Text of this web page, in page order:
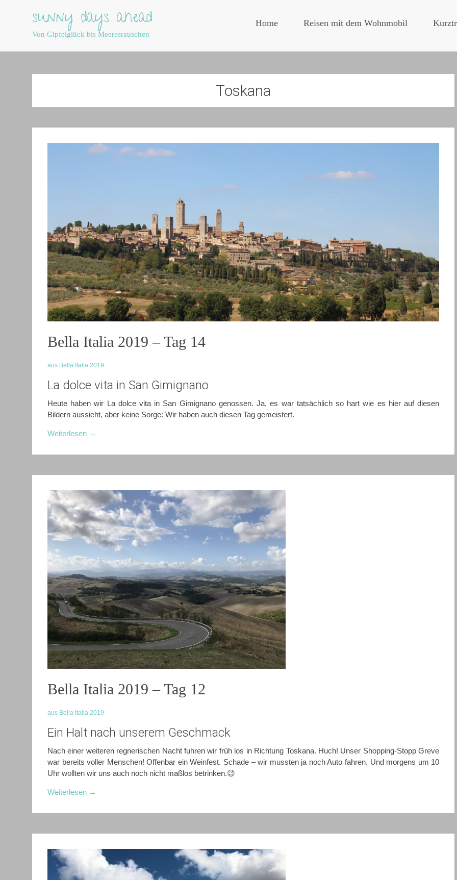
sunny days ahead
Von Gipfelglück bis Meeresrauschen
Home Reisen mit dem Wohnmobil
Toskana
Bella Italia 2019 – Tag 14
aus Bella Italia 2019
La dolce vita in San Gimignano
Heute haben wir La dolce vita in San Gimignano genossen. Ja, es war tatsächlich so hart wie es hier auf diesen
Bildern aussieht, aber keine Sorge: Wir haben auch diesen Tag gemeistert.
Weiterlesen →
Bella Italia 2019 – Tag 12
aus Bella Italia 2019
Ein Halt nach unserem Geschmack
Nach einer weiteren regnerischen Nacht fuhren wir früh los in Richtung Toskana. Huch! Unser Shopping-Stopp Greve
war bereits voller Menschen! Offenbar ein Weinfest. Schade – wir mussten ja noch Auto fahren. Und morgens um 10
Uhr wollten wir uns auch noch nicht maßlos betrinken.😉
Weiterlesen →